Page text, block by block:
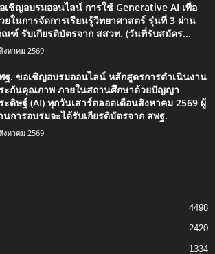
เชิญอบรมออนไลน์ การใช้ Generative AI เพื่อ
ยในการจัดการเรียนรู้วิทยาศาสตร์ รุ่นที่ 3 ผ่าน
ณฑ์ รับเกียรติบัตรจาก สสวท. (วันที่รับสมัคร...
งหาคม 2569
ฐ. ขอเชิญอบรมออนไลน์ หลักสูตรการดำเนินงาน
ะกันคุณภาพ ภายในสถานศึกษาด้วยปัญญา
ะดิษฐ์ (AI) ทุกวันเสาร์ตลอดเดือนสิงหาคม 2569 ผู้
นการอบรมจะได้รับเกียรติบัตรจาก สพฐ.
งหาคม 2569
4498
2420
1334